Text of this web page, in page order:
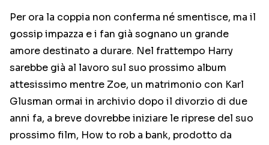
Per ora la coppia non conferma né smentisce, ma il
gossip impazza e i fan già sognano un grande
amore destinato a durare. Nel frattempo Harry
sarebbe già al lavoro sul suo prossimo album
attesissimo mentre Zoe, un matrimonio con Karl
Glusman ormai in archivio dopo il divorzio di due
anni fa, a breve dovrebbe iniziare le riprese del suo
prossimo film, How to rob a bank, prodotto da